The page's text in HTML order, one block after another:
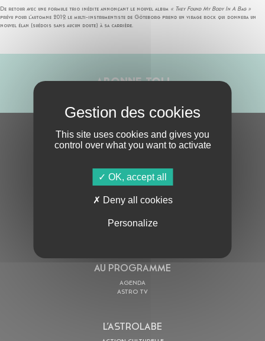
De retour avec une formule trio inédite annonçant le nouvel album « They Found My Body In A Bag »
prévu pour l’automne 2019, le multi-instrumentiste de Göteborg prend un virage rock qui donnera un
nouvel élan (suédois sans aucun doute) à sa carrière.
ABONNE-TOI !
S'ABONNER À LA NEWSLETTER
En cochant cette case, j’accepte laPolitique de confidentialité
AU PROGRAMME
AGENDA
ASTRO TV
L’ASTROLABE
This site uses cookies and gives you
control over what you want to activate
OK, accept all
Deny all cookies
Personalize